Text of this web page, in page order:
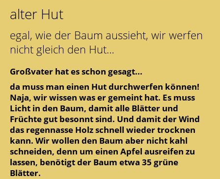
alter Hut
egal, wie der Baum aussieht, wir werfen
nicht gleich den Hut…
Großvater hat es schon gesagt...
da muss man einen Hut durchwerfen können!
Naja, wir wissen was er gemeint hat. Es muss
Licht in den Baum, damit alle Blätter und
Früchte gut besonnt sind. Und damit der Wind
das regennasse Holz schnell wieder trocknen
kann. Wir wollen den Baum aber nicht kahl
schneiden, denn um einen Apfel ausreifen zu
lassen, benötigt der Baum etwa 35 grüne
Blätter.